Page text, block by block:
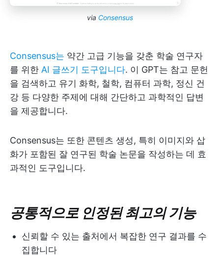
via Consensus
Consensus는 약간 고급 기능을 갖춘 학술 연구자
를 위한 AI 글쓰기 도구입니다. 이 GPT는 참고 문헌
을 검색하고 유기 화학, 철학, 컴퓨터 과학, 정신 건
강 등 다양한 주제에 대해 간단하고 과학적인 답변
을 제공합니다.
Consensus는 또한 콘텐츠 생성, 특히 이미지와 삽
화가 포함된 잘 연구된 학술 논문을 작성하는 데 효
과적인 도구입니다.
공통적으로 인정된 최고의 기능
신뢰할 수 있는 출처에서 복잡한 연구 결과를 수
집합니다